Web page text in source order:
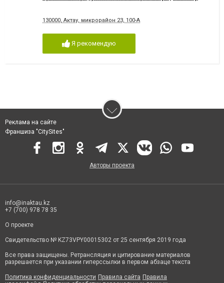
130000, Актау, микрорайон 23, 100-А
Я рекомендую
Реклама на сайте
Франшиза "CitySites"
Авторы проекта
info@inaktau.kz
+7 (700) 978 78 35
О проекте
Свидетельство № KZ73VPY00015302 от 25 сентября 2019 года
Все права защищены. Ретрансляция и цитирование материалов
разрешается при указании гиперссылки в первом абзаце текста
Политика конфиденциальности Правила сайта Правила